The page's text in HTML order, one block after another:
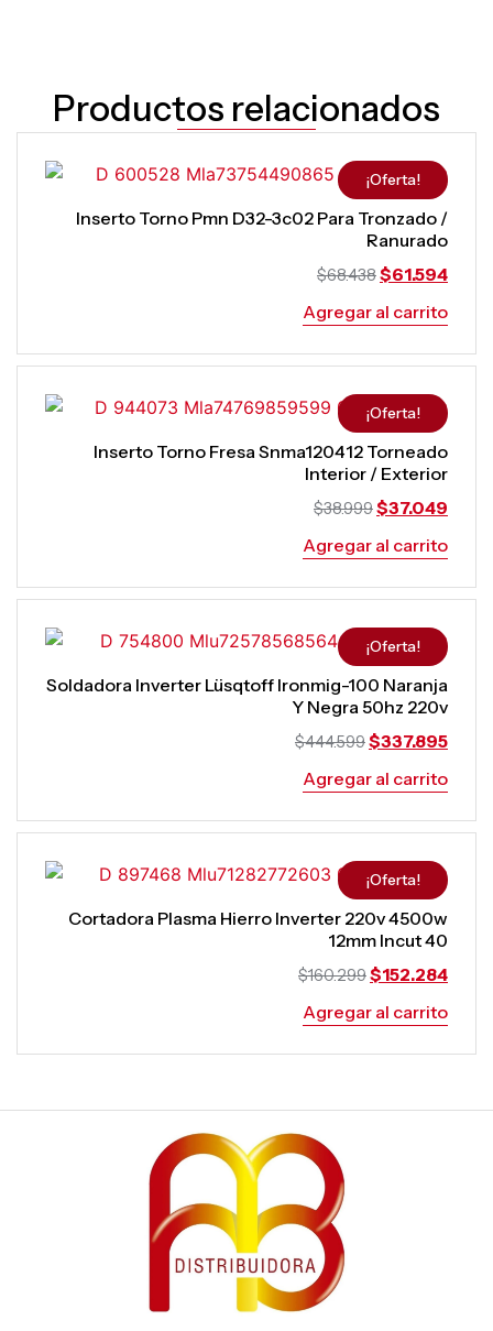
Productos relacionados
¡Oferta!
Inserto Torno Pmn D32-3c02 Para Tronzado /
Ranurado
$68.438$61.594
Agregar al carrito
¡Oferta!
Inserto Torno Fresa Snma120412 Torneado
Interior / Exterior
$38.999$37.049
Agregar al carrito
¡Oferta!
Soldadora Inverter Lüsqtoff Ironmig-100 Naranja
Y Negra 50hz 220v
$444.599$337.895
Agregar al carrito
¡Oferta!
Cortadora Plasma Hierro Inverter 220v 4500w
12mm Incut 40
$160.299$152.284
Agregar al carrito